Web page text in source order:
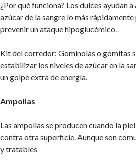
¿Por qué funciona? Los dulces ayudan
azúcar de la sangre lo más
prevenir un ataque hipoglucémico.
Kit del corredor: Gominolas o gomitas
estabilizar los niveles de azúcar en la
un golpe extra de energía.
Ampollas
Las ampollas se producen cuando la
contra otra superficie. Aunque son
y tratables